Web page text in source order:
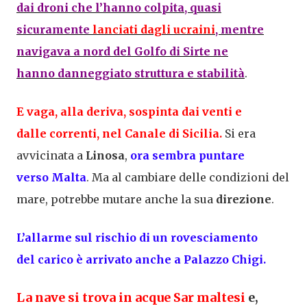
dai droni che l’hanno colpita, quasi
sicuramente lanciati dagli ucraini, mentre
navigava a nord del Golfo di Sirte ne
hanno danneggiato struttura e stabilità.
E vaga, alla deriva, sospinta dai venti e
dalle correnti, nel Canale di Sicilia. Si era
avvicinata a Linosa, ora sembra puntare
verso Malta. Ma al cambiare delle condizioni del
mare, potrebbe mutare anche la sua direzione.
L’allarme sul rischio di un rovesciamento
del carico è arrivato anche a Palazzo Chigi.
La nave si trova in acque Sar maltesi e,